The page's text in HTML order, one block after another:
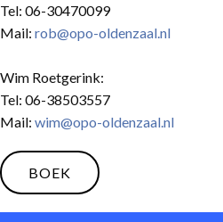
Tel: 06-30470099
Mail: rob@opo-oldenzaal.nl
Wim Roetgerink:
Tel: 06-38503557
Mail: wim@opo-oldenzaal.nl
BOEK